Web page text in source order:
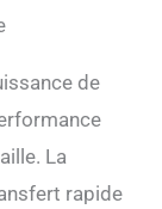
panneaux
de
X-
de
La
rapide